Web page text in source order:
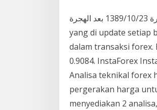
منذ 19 ساعة 23‏‏/10‏‏/1389 بعد الهجرة 23‏‏/10‏‏/1389 بعد الهجرة Analisa forex harian di InstaForex
yang di update setiap
dalam transaksi forex.
0.9084. InstaForex
Analisa teknikal forex
pergerakan harga
menyediakan 2